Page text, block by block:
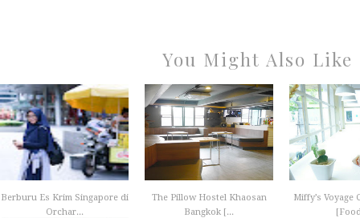
You Might Also Like
Berburu Es Krim Singapore di
Orchar...
The Pillow Hostel Khaosan
Bangkok [...
Miffy’s Voyage